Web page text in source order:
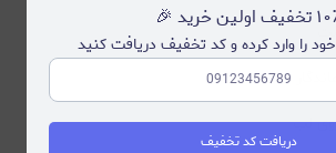
لب
خرید 🎉
را وارد کرده و کد تخفیف دریافت کنید
دریافت کد تخفیف